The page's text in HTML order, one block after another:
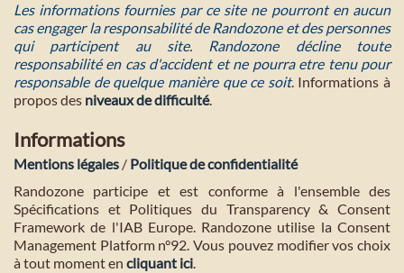
Les informations fournies par ce site ne pourront en aucun
cas engager la responsabilité de Randozone et des personnes
qui participent au site. Randozone décline toute
responsabilité en cas d'accident et ne pourra etre tenu pour
responsable de quelque manière que ce soit. Informations à
propos des niveaux de difficulté.
Informations
Mentions légales / Politique de confidentialité
Randozone participe et est conforme à l'ensemble des
Spécifications et Politiques du Transparency & Consent
Framework de l'IAB Europe. Randozone utilise la Consent
Management Platform n°92. Vous pouvez modifier vos choix
à tout moment en cliquant ici.